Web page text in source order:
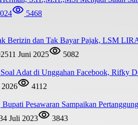
5468
Berizin dan Tak Bayar Pajak, LSM
11 Juni 2025
5082
Adat di Unggahan Facebook, Rifky
2026
4112
Bupati Pesawaran Sampaikan
4 Juli 2023
3843